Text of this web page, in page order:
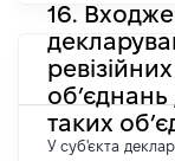
16.
об’єднань
таких
У суб'єкта